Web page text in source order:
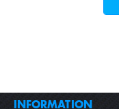
INFORMATION